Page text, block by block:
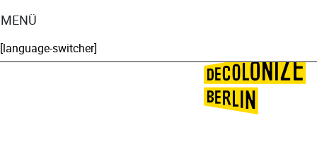
🌍
🌞
MENÜ
[language-switcher]